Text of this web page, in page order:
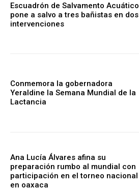
Escuadrón de Salvamento Acuático
pone a salvo a tres bañistas en dos
intervenciones
Conmemora la gobernadora
Yeraldine la Semana Mundial de la
Lactancia
Ana Lucía Álvares afina su
preparación rumbo al mundial con
participación en el torneo nacional
en oaxaca